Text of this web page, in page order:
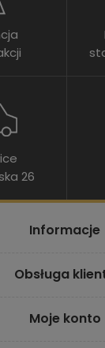
26
Informacje
Obsługa
Moje konto